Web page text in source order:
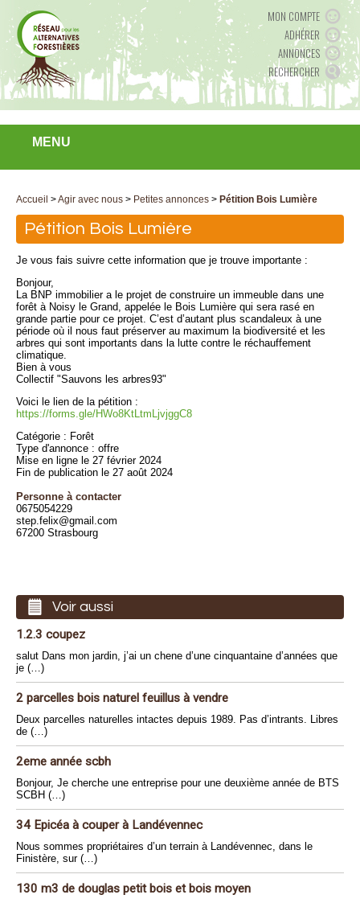
MON COMPTE
ADHÉRER
ANNONCES
RECHERCHER
MENU
Accueil >Agir avec nous > Petites annonces > Pétition Bois Lumière
Pétition Bois Lumière
Je vous fais suivre cette information que je trouve importante :
Bonjour,
La BNP immobilier a le projet de construire un immeuble dans une
forêt à Noisy le Grand, appelée le Bois Lumière qui sera rasé en
grande partie pour ce projet. C’est d’autant plus scandaleux à une
période où il nous faut préserver au maximum la biodiversité et les
arbres qui sont importants dans la lutte contre le réchauffement
climatique.
Bien à vous
Collectif "Sauvons les arbres93"
Voici le lien de la pétition :
https://forms.gle/HWo8KtLtmLjvjggC8
Catégorie : Forêt
Type d'annonce : offre
Mise en ligne le 27 février 2024
Fin de publication le 27 août 2024
Personne à contacter
0675054229
step.felix@gmail.com
67200 Strasbourg
Voir aussi
1.2.3 coupez
salut Dans mon jardin, j’ai un chene d’une cinquantaine d’années que
je (…)
2 parcelles bois naturel feuillus à vendre
Deux parcelles naturelles intactes depuis 1989. Pas d’intrants. Libres
de (…)
2eme année scbh
Bonjour, Je cherche une entreprise pour une deuxième année de BTS
SCBH (…)
34 Epicéa à couper à Landévennec
Nous sommes propriétaires d’un terrain à Landévennec, dans le
Finistère, sur (…)
130 m3 de douglas petit bois et bois moyen